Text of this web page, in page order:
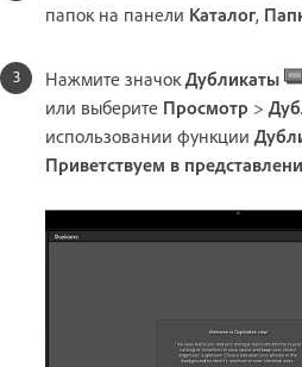
папок на панели Каталог,
Нажмите значокДубликаты
или выберите Просмотр >
использовании функции
Приветствуем в